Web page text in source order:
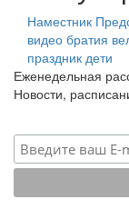
Наместник
видео братия
праздник дети
Еженедельная
Новости,